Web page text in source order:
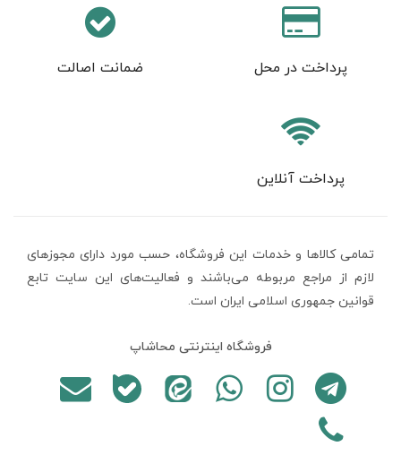
پرداخت در محل ضمانت اصالت
پرداخت آنلاین
تمامی كالاها و خدمات اين فروشگاه، حسب مورد دارای مجوزهای
لازم از مراجع مربوطه می‌باشند و فعاليت‌های اين سايت تابع
قوانين جمهوری اسلامی ایران است.
فروشگاه اینترنتی محاشاپ